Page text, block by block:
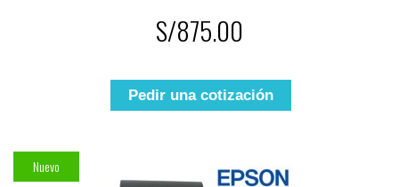
S/875.00
Pedir una cotización
Nuevo